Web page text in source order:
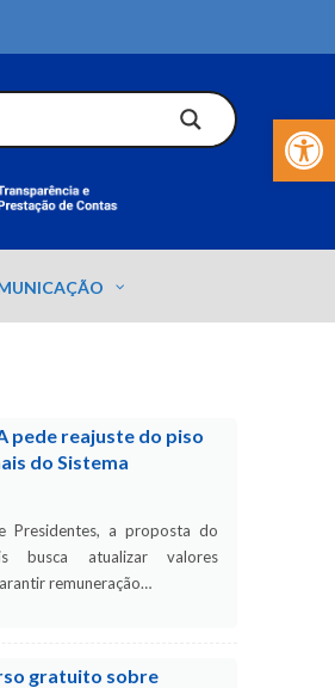
Barra de
pede reajuste do piso
do Sistema
Presidentes, a proposta do
busca atualizar valores
remuneração…
gratuito sobre